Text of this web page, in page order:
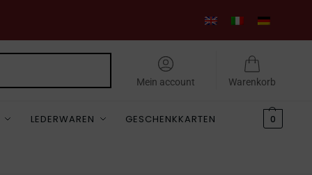
Mein account Warenkorb
LEDERWAREN GESCHENKKARTEN 0